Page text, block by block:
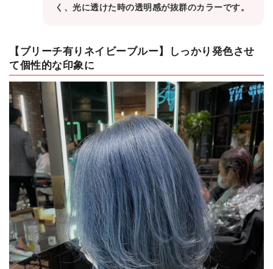
く、光に透けた時の透明感が抜群のカラーです。
【ブリーチ有りネイビーブルー】しっかり発色させ
て個性的な印象に